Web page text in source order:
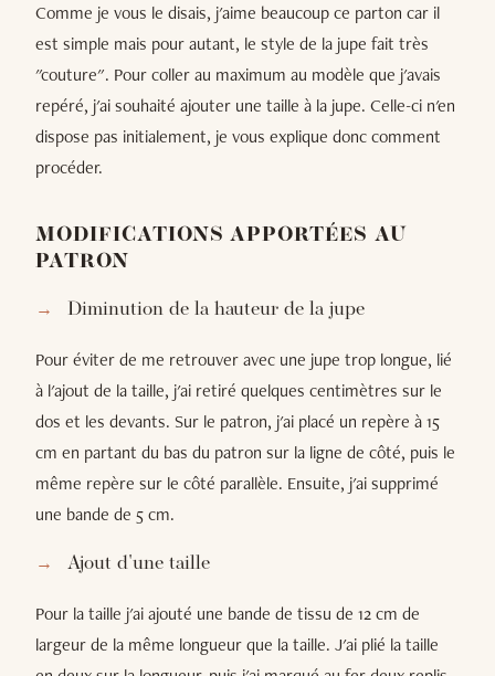
Comme je vous le disais, j'aime beaucoup ce parton car il
est simple mais pour autant, le style de la jupe fait très
"couture". Pour coller au maximum au modèle que j'avais
repéré, j'ai souhaité ajouter une taille à la jupe. Celle-ci n'en
dispose pas initialement, je vous explique donc comment
procéder.
MODIFICATIONS APPORTÉES AU
PATRON
Diminution de la hauteur de la jupe
Pour éviter de me retrouver avec une jupe trop longue, lié
à l'ajout de la taille, j'ai retiré quelques centimètres sur le
dos et les devants. Sur le patron, j'ai placé un repère à 15
cm en partant du bas du patron sur la ligne de côté, puis le
même repère sur le côté parallèle. Ensuite, j'ai supprimé
une bande de 5 cm.
Ajout d'une taille
Pour la taille j'ai ajouté une bande de tissu de 12 cm de
largeur de la même longueur que la taille. J'ai plié la taille